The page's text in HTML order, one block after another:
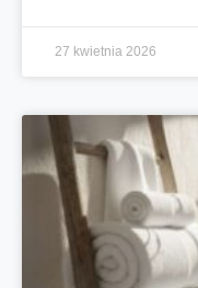
27 kwietnia 2026